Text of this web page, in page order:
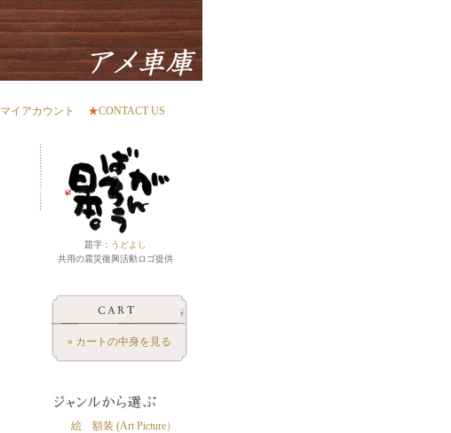
マイアカウント ★CONTACT US
題字： うどよし
共用の震災復興活動ロゴ提供
» カートの中身を見る
絵 額装 (Art Picture）